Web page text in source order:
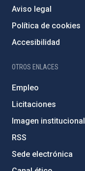
Aviso legal
Política de cookies
Accesibilidad
OTROS ENLACES
Empleo
Licitaciones
Imagen institucional
RSS
Sede electrónica